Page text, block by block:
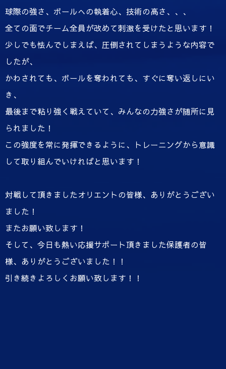
球際の強さ、ボールへの執着心、技術の高さ、、、
全ての面でチーム全員が改めて刺激を受けたと思います！
少しでも怯んでしまえば、圧倒されてしまうような内容で
したが、
かわされても、ボールを奪われても、すぐに奪い返しにい
き、
最後まで粘り強く戦えていて、みんなの力強さが随所に見
られました！
この強度を常に発揮できるように、トレーニングから意識
して取り組んでいければと思います！
対戦して頂きましたオリエントの皆様、ありがとうござい
ました！
またお願い致します！
そして、今日も熱い応援サポート頂きました保護者の皆
様、ありがとうございました！！
引き続きよろしくお願い致します！！